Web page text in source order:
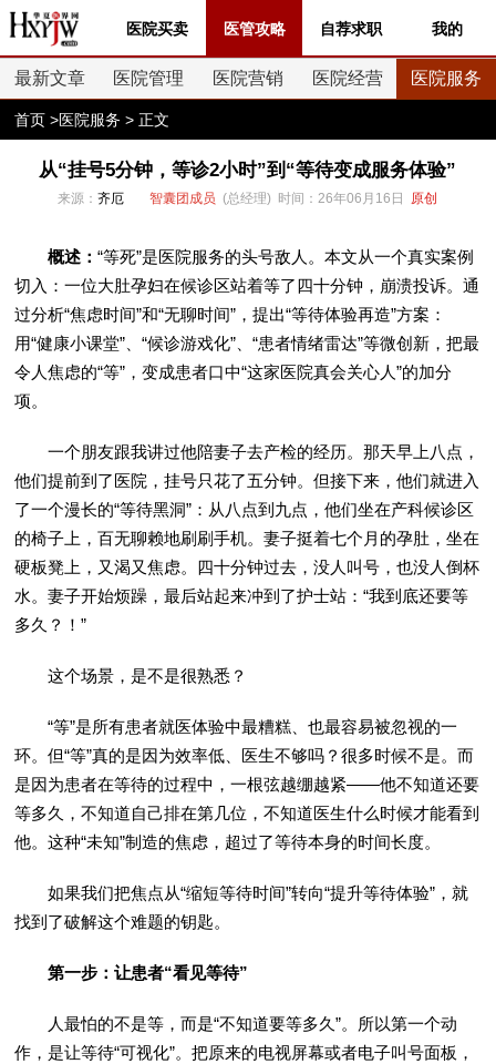
医院买卖 医管攻略 自荐求职 我的
最新文章 医院管理 医院营销 医院经营 医院服务
首页 >医院服务 > 正文
从“挂号5分钟，等诊2小时”到“等待变成服务体验”
来源：齐厄 智囊团成员 (总经理) 时间：26年06月16日 原创
概述：“等死”是医院服务的头号敌人。本文从一个真实案例
切入：一位大肚孕妇在候诊区站着等了四十分钟，崩溃投诉。通
过分析“焦虑时间”和“无聊时间”，提出“等待体验再造”方案：
用“健康小课堂”、“候诊游戏化”、“患者情绪雷达”等微创新，把最
令人焦虑的“等”，变成患者口中“这家医院真会关心人”的加分
项。
一个朋友跟我讲过他陪妻子去产检的经历。那天早上八点，
他们提前到了医院，挂号只花了五分钟。但接下来，他们就进入
了一个漫长的“等待黑洞”：从八点到九点，他们坐在产科候诊区
的椅子上，百无聊赖地刷刷手机。妻子挺着七个月的孕肚，坐在
硬板凳上，又渴又焦虑。四十分钟过去，没人叫号，也没人倒杯
水。妻子开始烦躁，最后站起来冲到了护士站：“我到底还要等
多久？！”
这个场景，是不是很熟悉？
“等”是所有患者就医体验中最糟糕、也最容易被忽视的一
环。但“等”真的是因为效率低、医生不够吗？很多时候不是。而
是因为患者在等待的过程中，一根弦越绷越紧——他不知道还要
等多久，不知道自己排在第几位，不知道医生什么时候才能看到
他。这种“未知”制造的焦虑，超过了等待本身的时间长度。
如果我们把焦点从“缩短等待时间”转向“提升等待体验”，就
找到了破解这个难题的钥匙。
第一步：让患者“看见等待”
人最怕的不是等，而是“不知道要等多久”。所以第一个动
作，是让等待“可视化”。把原来的电视屏幕或者电子叫号面板，